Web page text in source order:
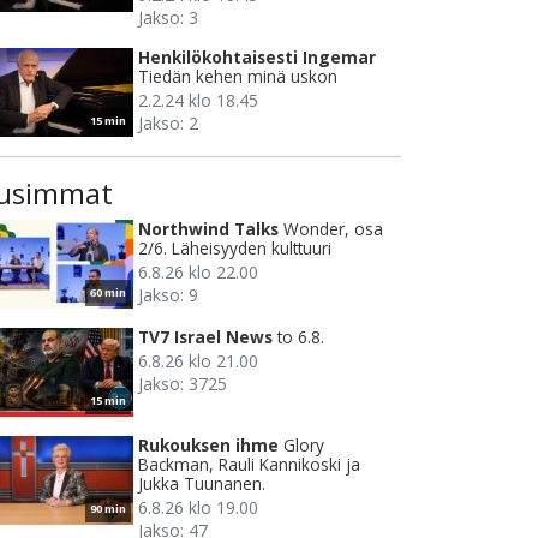
Jakso: 3
15 min
Henkilökohtaisesti Ingemar
Tiedän kehen minä uskon
2.2.24 klo 18.45
Jakso: 2
60 min
Northwind Talks Wonder, osa
2/6. Läheisyyden kulttuuri
6.8.26 klo 22.00
Jakso: 9
15 min
TV7 Israel News to 6.8.
6.8.26 klo 21.00
Jakso: 3725
90 min
Rukouksen ihme Glory
Backman, Rauli Kannikoski ja
Jukka Tuunanen.
6.8.26 klo 19.00
Jakso: 47